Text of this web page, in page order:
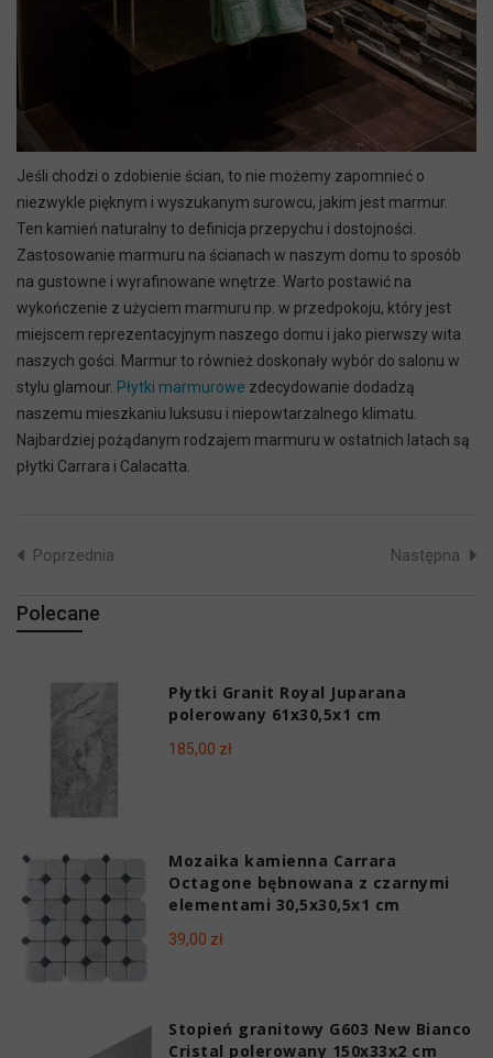
Jeśli chodzi o zdobienie ścian, to nie możemy zapomnieć o
niezwykle pięknym i wyszukanym surowcu, jakim jest marmur.
Ten kamień naturalny to definicja przepychu i dostojności.
Zastosowanie marmuru na ścianach w naszym domu to sposób
na gustowne i wyrafinowane wnętrze. Warto postawić na
wykończenie z użyciem marmuru np. w przedpokoju, który jest
miejscem reprezentacyjnym naszego domu i jako pierwszy wita
naszych gości. Marmur to również doskonały wybór do salonu w
stylu glamour. Płytki marmurowe zdecydowanie dodadzą
naszemu mieszkaniu luksusu i niepowtarzalnego klimatu.
Najbardziej pożądanym rodzajem marmuru w ostatnich latach są
płytki Carrara i Calacatta.
Poprzednia Następna
Polecane
Płytki Granit Royal Juparana
polerowany 61x30,5x1 cm
185,00 zł
Mozaika kamienna Carrara
Octagone bębnowana z czarnymi
elementami 30,5x30,5x1 cm
39,00 zł
Stopień granitowy G603 New Bianco
Cristal polerowany 150x33x2 cm